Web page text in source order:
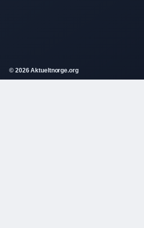
© 2026 Aktueltnorge.org